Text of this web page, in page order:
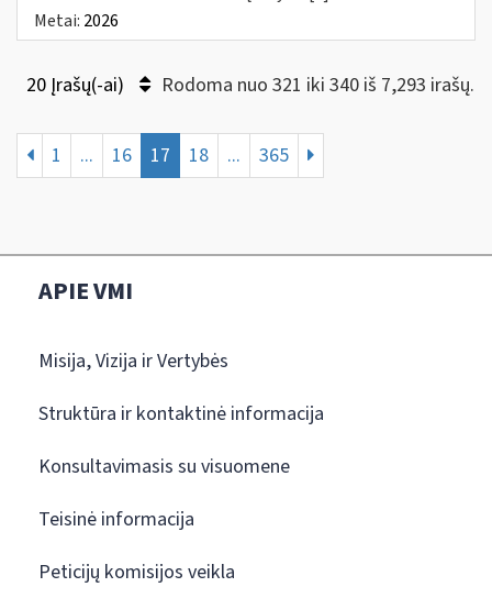
Metai: 2026
20 Įrašų(-ai) Rodoma nuo 321 iki 340 iš 7,293 irašų.
1 ... 16 17 18 ... 365
APIE VMI
Misija, Vizija ir Vertybės
Struktūra ir kontaktinė informacija
Konsultavimasis su visuomene
Teisinė informacija
Peticijų komisijos veikla